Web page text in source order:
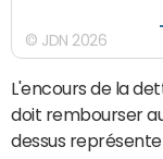
© JDN 2026
L'encours de la
doit rembourser
dessus